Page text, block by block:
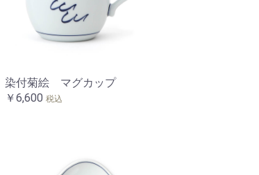
染付菊絵 マグカップ
￥6,600 税込